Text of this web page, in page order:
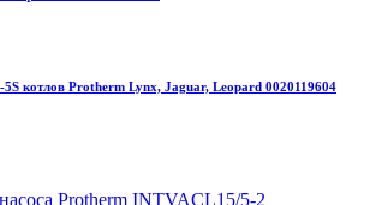
5S котлов Protherm Lynx, Jaguar, Leopard 0020119604